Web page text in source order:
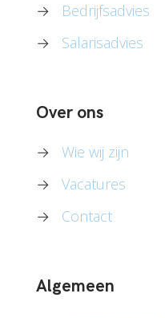
→
Bedrijfsadvies
→
Salarisadvies
Over ons
→
Wie wij zijn
→
Vacatures
→
Contact
Algemeen